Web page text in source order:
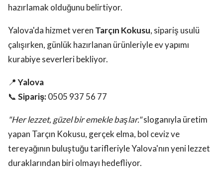
hazırlamak olduğunu belirtiyor.
Yalova'da hizmet veren Tarçın Kokusu, sipariş usulü
çalışırken, günlük hazırlanan ürünleriyle ev yapımı
kurabiye severleri bekliyor.
📍Yalova
📞 Sipariş:0505 937 56 77
"Her lezzet, güzel bir emekle başlar."sloganıyla üretim
yapan Tarçın Kokusu, gerçek elma, bol ceviz ve
tereyağının buluştuğu tarifleriyle Yalova'nın yeni lezzet
duraklarından biri olmayı hedefliyor.